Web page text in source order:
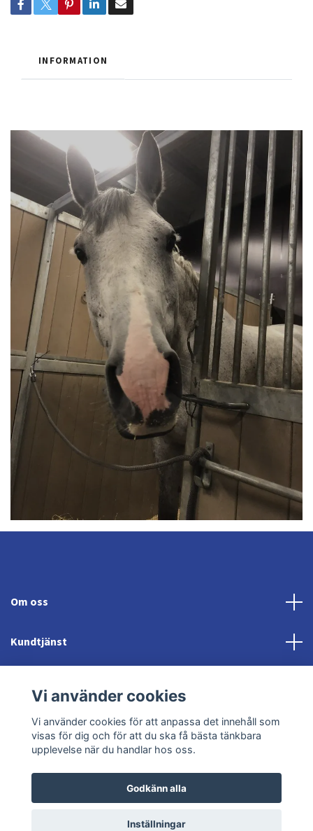
INFORMATION
Om oss
Kundtjänst
Sociala medier
© 2026 Jonröds EquishopPowered by Quickbutik
Vi använder cookies
Vi använder cookies för att anpassa det innehåll som
visas för dig och för att du ska få bästa tänkbara
upplevelse när du handlar hos oss.
Godkänn alla
Inställningar